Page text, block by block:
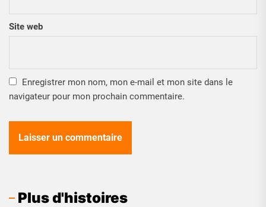
Site web
Enregistrer mon nom, mon e-mail et mon site dans le
navigateur pour mon prochain commentaire.
Plus d'histoires